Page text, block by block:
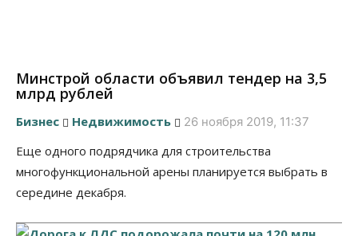
Минстрой области объявил тендер на 3,5
млрд рублей
Бизнес Недвижимость 26 ноября 2019, 11:37
Еще одного подрядчика для строительства
многофункциональной арены планируется выбрать в
середине декабря.